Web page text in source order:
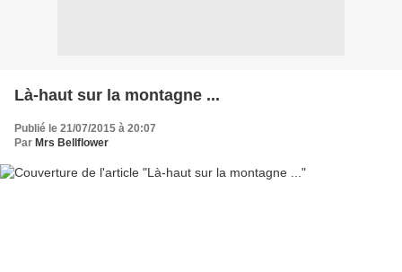
Là-haut sur la montagne ...
Publié le 21/07/2015 à 20:07
Par Mrs Bellflower